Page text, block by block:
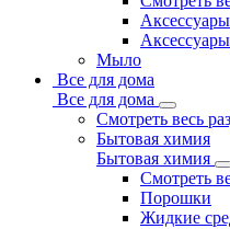
Мыло
Все для дома
Все для дома
Смотреть весь
Бытовая химия
Бытовая химия
Смотреть
Порошки
Жидкие